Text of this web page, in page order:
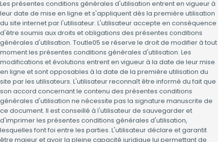
Les présentes conditions générales d'utilisation entrent en vigueur à
leur date de mise en ligne et s'appliquent dès la première utilisation
du site internet par l'utilisateur. L'utilisateur accepte en conséquence
d'être soumis aux droits et obligations des présentes conditions
générales d'utilisation. Toutle05 se réserve le droit de modifier à tout
moment les présentes conditions générales d'utilisation. Les
modifications et évolutions entrent en vigueur à la date de leur mise
en ligne et sont opposables à la date de la première utilisation du
site par les utilisateurs. L'utilisateur reconnaît être informé du fait que
son accord concernant le contenu des présentes conditions
générales d'utilisation ne nécessite pas la signature manuscrite de
ce document. Il est conseillé à l'utilisateur de sauvegarder et
d'imprimer les présentes conditions générales d'utilisation,
lesquelles font foi entre les parties. L'utilisateur déclare et garantit
être majeur et avoir la pleine capacité juridique lui permettant de